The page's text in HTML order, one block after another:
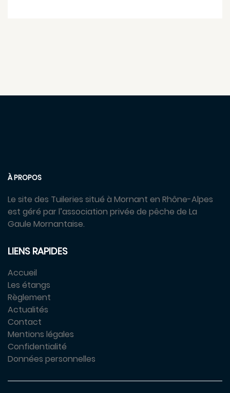
À PROPOS
Le site des Tuileries situé à Mornant en Rhône-Alpes
est géré par l’association privée de pêche de La
Gaule Mornantaise.
LIENS RAPIDES
Accueil
Les étangs
Règlement
Actualités
Contact
Mentions légales
Confidentialité
Données personnelles